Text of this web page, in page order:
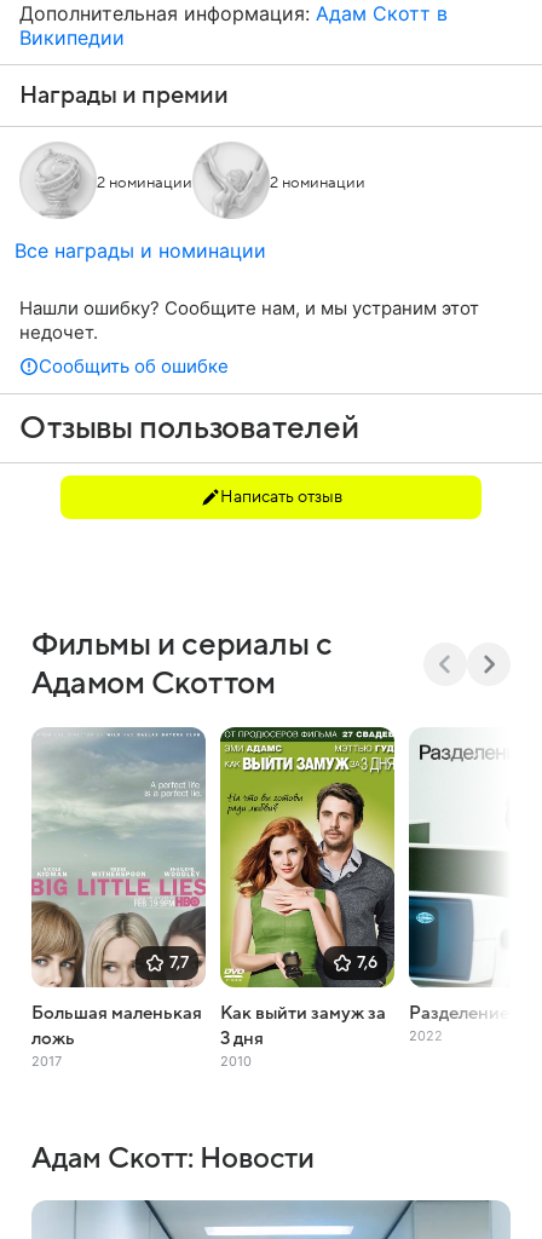
Награды и премии
2 номинации 2 номинации
Все награды и номинации
Дополнительная информация: Адам Скотт в
Википедии
Нашли ошибку? Сообщите нам, и мы устраним этот
недочет.
Сообщить об ошибке
Отзывы пользователей
Написать отзыв
Фильмы и сериалы с
Адамом Скоттом
7,7
Большая маленькая
ложь
2017
7,6
Как выйти замуж за
3 дня
2010
Разделение
2022
Адам Скотт: Новости